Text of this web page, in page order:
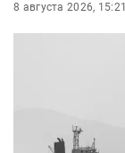
8 августа 2026, 15:21